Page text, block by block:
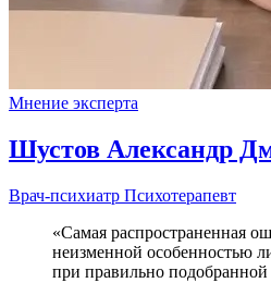
Мнение эксперта
Шустов Александр
Врач-психиатр Психотерапевт
«Самая распространенная
неизменной особенностью
при правильно подобранной